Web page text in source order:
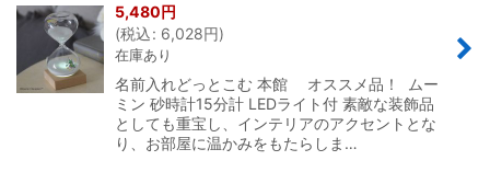
5,480円
(税込: 6,028円)
在庫あり
名前入れどっとこむ 本館 オススメ品！ ムー
ミン 砂時計15分計 LEDライト付 素敵な装飾品
としても重宝し、インテリアのアクセントとな
り、お部屋に温かみをもたらしま…